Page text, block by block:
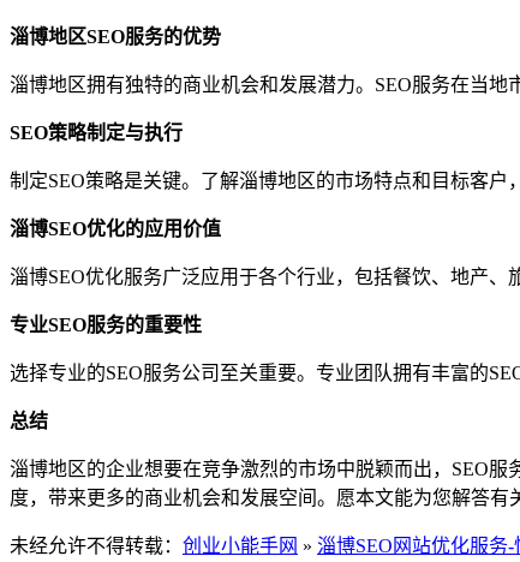
淄博地区SEO服务的优势
淄博地区拥有独特的商业机会和发展潜力。SEO服务在当
SEO策略制定与执行
制定SEO策略是关键。了解淄博地区的市场特点和目标客
淄博SEO优化的应用价值
淄博SEO优化服务广泛应用于各个行业，包括餐饮、地产
专业SEO服务的重要性
选择专业的SEO服务公司至关重要。专业团队拥有丰富的
总结
淄博地区的企业想要在竞争激烈的市场中脱颖而出，SEO
度，带来更多的商业机会和发展空间。愿本文能为您解答有
未经允许不得转载： 创业小能手网 » 淄博SEO网站优化服务